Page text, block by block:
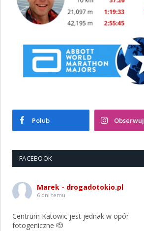
Polub Obserwuj
FACEBOOK
Marek - drogadotokio.pl
6 dni temu
Centrum Katowic jest jednak w opór
fotogeniczne 🫡